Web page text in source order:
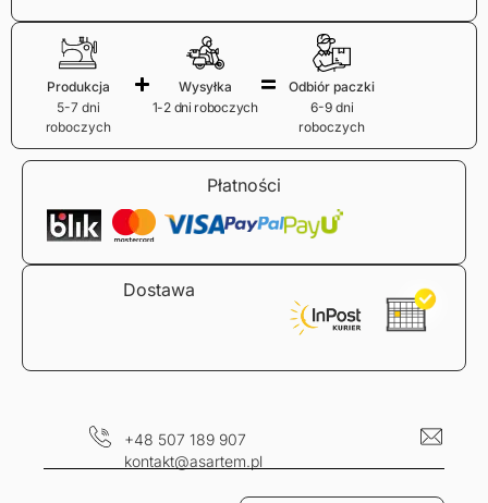
Produkcja
5-7 dni
roboczych
Wysyłka
1-2 dni roboczych
Odbiór paczki
6-9 dni
roboczych
Płatności
Dostawa
+48 507 189 907
kontakt@asartem.pl